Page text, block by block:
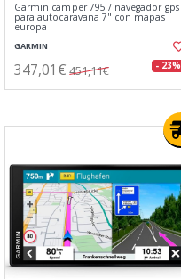
Garmin camper 795 / navegador gps
para autocaravana 7" con mapas
europa
GARMIN
347,01€ 451,11€ - 23%